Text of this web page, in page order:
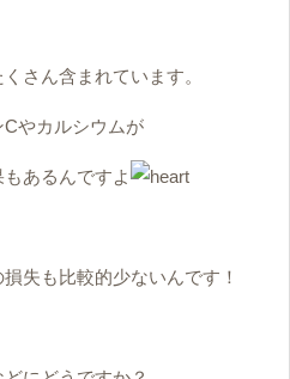
さん含まれています。
やカルシウムが
あるんですよ
失も比較的少ないんです！